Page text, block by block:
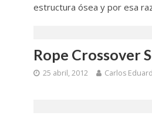
estructura ósea y por esa
Rope Crossover
25 abril, 2012 Carlos